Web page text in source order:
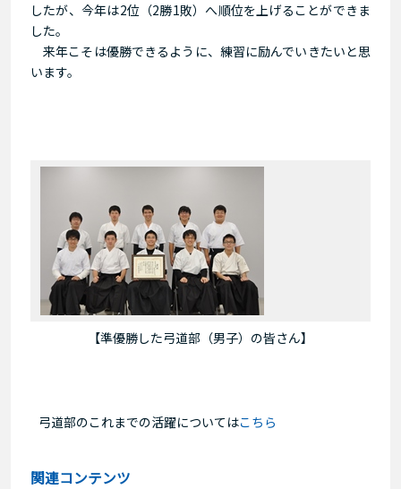
したが、今年は2位（2勝1敗）へ順位を上げることができま
した。
来年こそは優勝できるように、練習に励んでいきたいと思
います。
【準優勝した弓道部（男子）の皆さん】
弓道部のこれまでの活躍についてはこちら
関連コンテンツ